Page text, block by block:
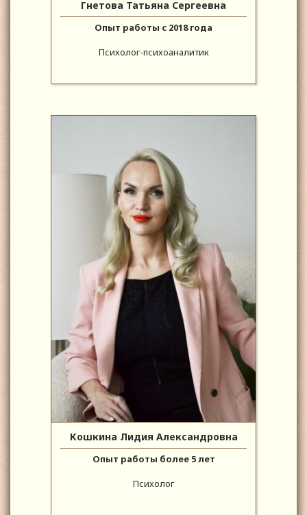
Гнетова Татьяна Сергеевна
Опыт работы с 2018 года
Психолог-психоаналитик
Кошкина Лидия Александровна
Опыт работы более 5 лет
Психолог